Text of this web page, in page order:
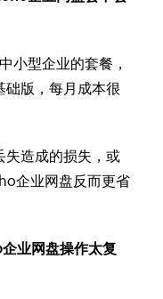
小型企业的套餐，
础版，每月成本很
失造成的损失，或
企业网盘反而更省
业网盘操作太复